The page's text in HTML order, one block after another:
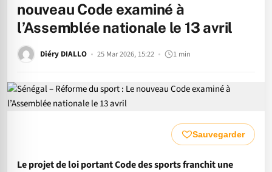
nouveau Code examiné à
l’Assemblée nationale le 13 avril
Diéry DIALLO 25 Mar 2026, 15:22 1 min
Sauvegarder
Le projet de loi portant Code des sports franchit une